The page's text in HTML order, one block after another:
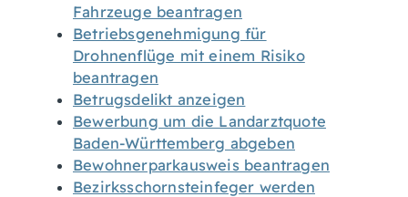
Fahrzeuge beantragen
Betriebsgenehmigung für
Drohnenflüge mit einem Risiko
beantragen
Betrugsdelikt anzeigen
Bewerbung um die Landarztquote
Baden-Württemberg abgeben
Bewohnerparkausweis beantragen
Bezirksschornsteinfeger werden